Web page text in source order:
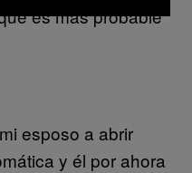
es más probable
esposo a abrir
y él por ahora